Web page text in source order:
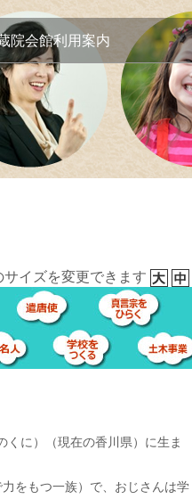
院会館利用案内
サイズを変更できます
くに）（現在の香川県）に生ま
力をもつ一族）で、おじさんは学